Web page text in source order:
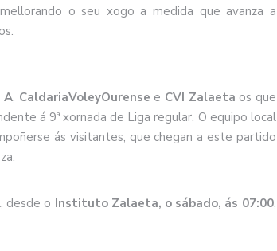
o seu xogo a medida que avanza a
A, CaldariaVoleyOurense e CVI Zalaeta os que
á 9ª xornada de Liga regular. O equipo local
ás visitantes, que chegan a este partido
desde o Instituto Zalaeta, o sábado, ás 07:00,